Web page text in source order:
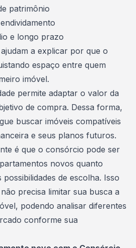
patrimônio
e longo prazo
a explicar por que o
espaço entre quem
imóvel.
permite adaptar o valor da
de compra. Dessa forma,
buscar imóveis compatíveis
e seus planos futuros.
é que o consórcio pode ser
novos quanto
de escolha. Isso
precisa limitar sua busca a
podendo analisar diferentes
conforme sua